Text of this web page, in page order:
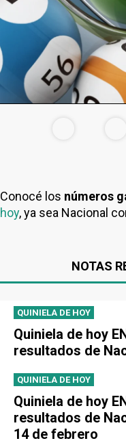
Conocé los números
hoy, ya sea Nacional
NOTAS
QUINIELA DE HOY
Quiniela de hoy
resultados de
QUINIELA DE HOY
Quiniela de hoy
resultados de
14 de febrero